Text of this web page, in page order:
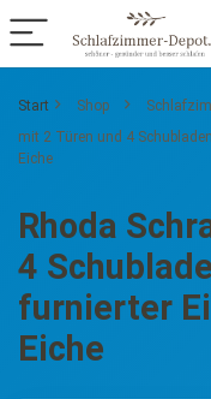
Start Shop
mit 2 Türen und 4
Eiche
Rhoda
4
furnierter
Eiche